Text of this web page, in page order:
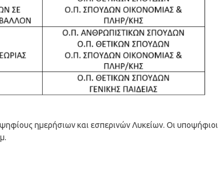
ημερήσιων και εσπερινών Λυκείων. Οι υποψήφιοι